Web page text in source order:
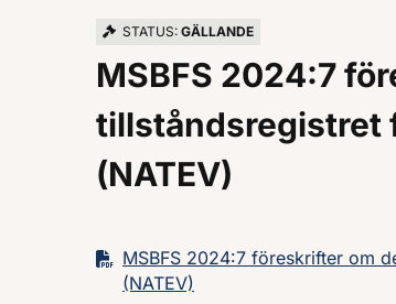
STATUS: GÄLLANDE
MSBFS 2024:7
tillståndsregistret
(NATEV)
MSBFS 2024:7 föreskrifter om
(NATEV)